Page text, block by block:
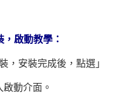
啟動教學：
，安裝完成後，點選」
動介面。